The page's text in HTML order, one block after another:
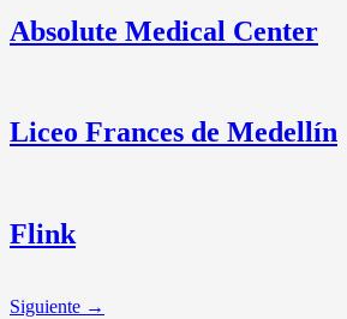
Absolute Medical Center
Liceo Frances de Medellín
Flink
Siguiente →